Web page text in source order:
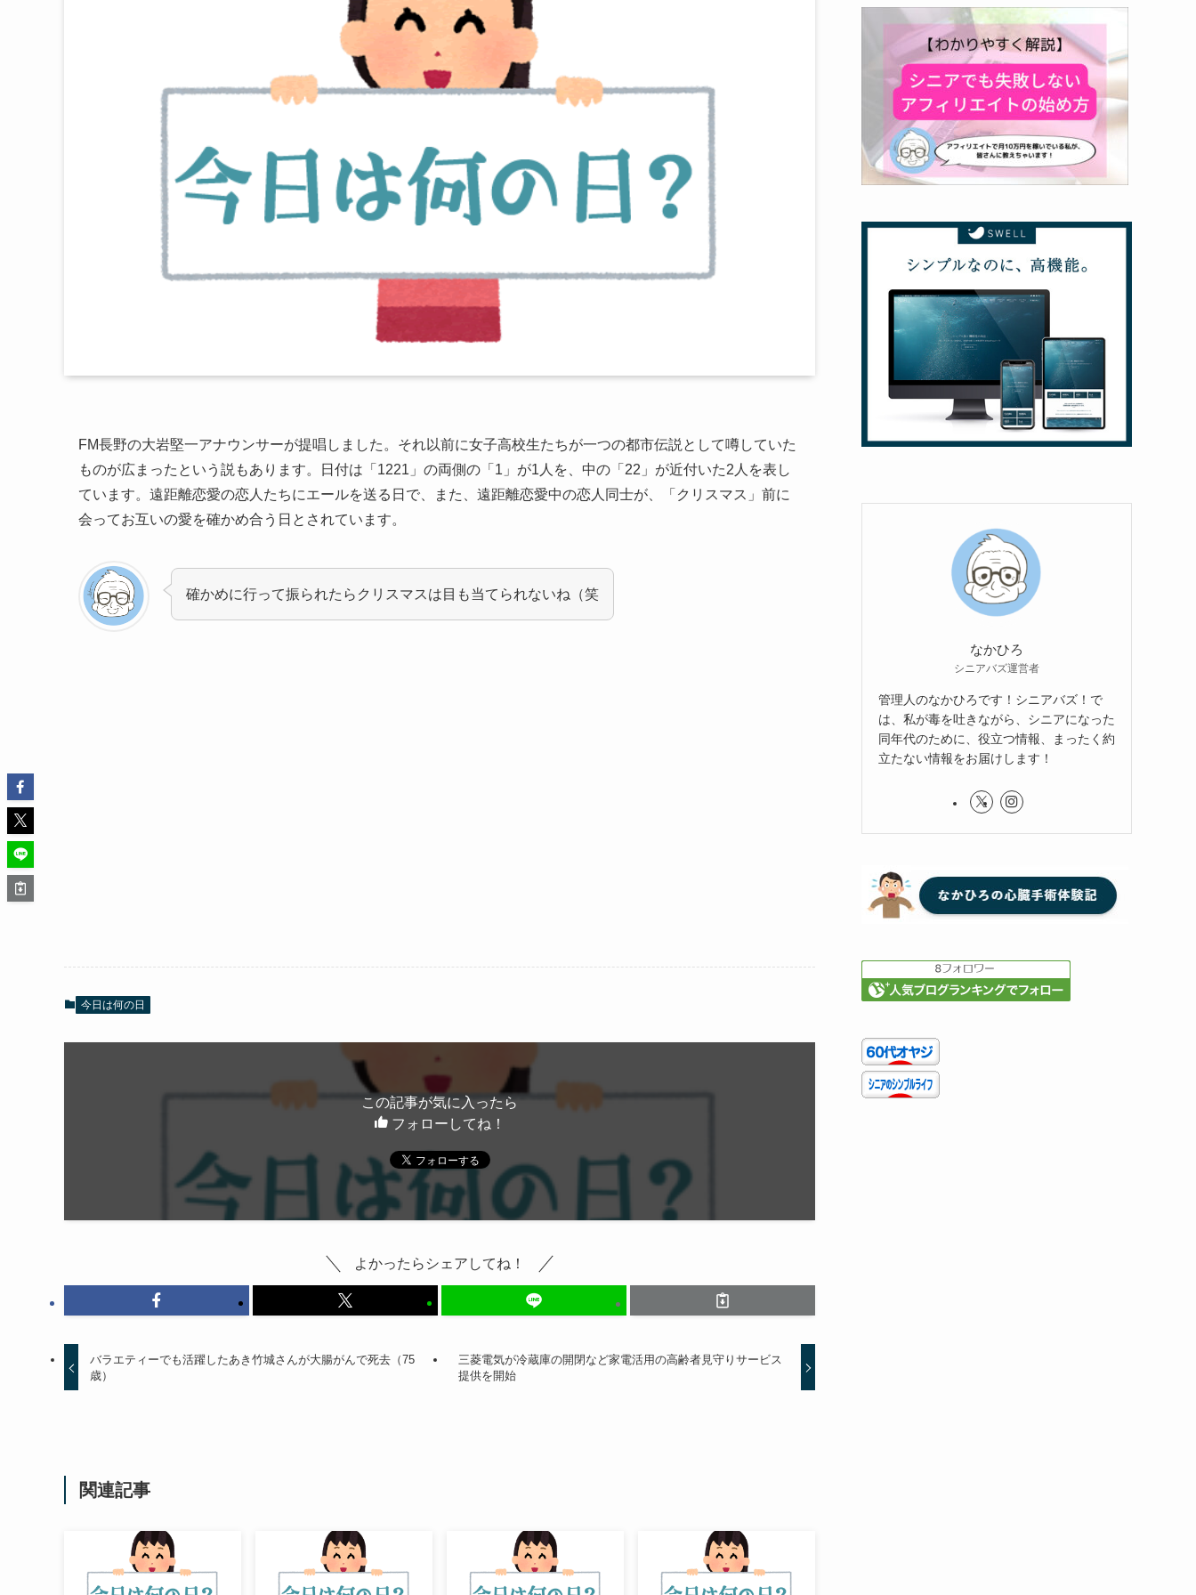
FM長野の大岩堅一アナウンサーが提唱しました。それ以前に女子高校生たちが一つの都市伝説として噂していた
ものが広まったという説もあります。日付は「1221」の両側の「1」が1人を、中の「22」が近付いた2人を表し
ています。遠距離恋愛の恋人たちにエールを送る日で、また、遠距離恋愛中の恋人同士が、「クリスマス」前に
会ってお互いの愛を確かめ合う日とされています。
確かめに行って振られたらクリスマスは目も当てられないね（笑
今日は何の日
この記事が気に入ったら
フォローしてね！
よかったらシェアしてね！
バラエティーでも活躍したあき竹城さんが大腸がんで死去（75
歳）
三菱電気が冷蔵庫の開閉など家電活用の高齢者見守りサービス
提供を開始
関連記事
なかひろ
シニアバズ運営者
管理人のなかひろです！シニアバズ！で
は、私が毒を吐きながら、シニアになった
同年代のために、役立つ情報、まったく約
立たない情報をお届けします！